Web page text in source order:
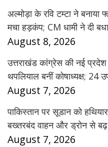
अल्मोड़ा के रवि टम्टा ने
मचा हड़कंप; CM धामी ने दी
August 8, 2026
उत्तराखंड कांग्रेस की नई प्रदेश
थपलियाल बनीं कोषाध्यक्ष; 24
August 7, 2026
पाकिस्तान पर सूडान को
बख्तरबंद वाहन और ड्रोन से
August 7, 2026